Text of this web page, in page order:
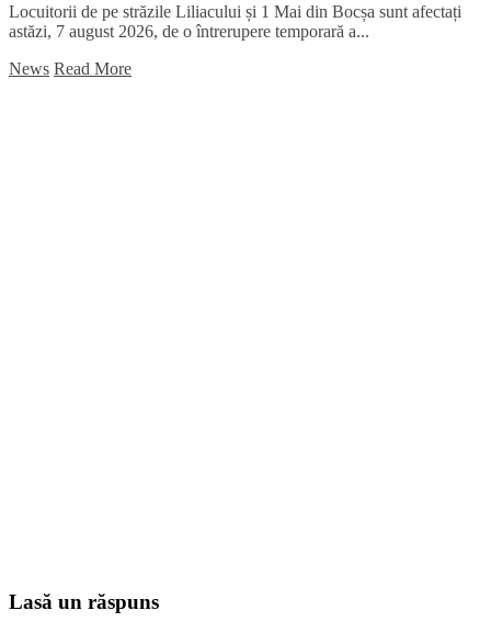
Locuitorii de pe străzile Liliacului și 1 Mai din Bocșa sunt afectați
astăzi, 7 august 2026, de o întrerupere temporară a...
News Read More
Lasă un răspuns